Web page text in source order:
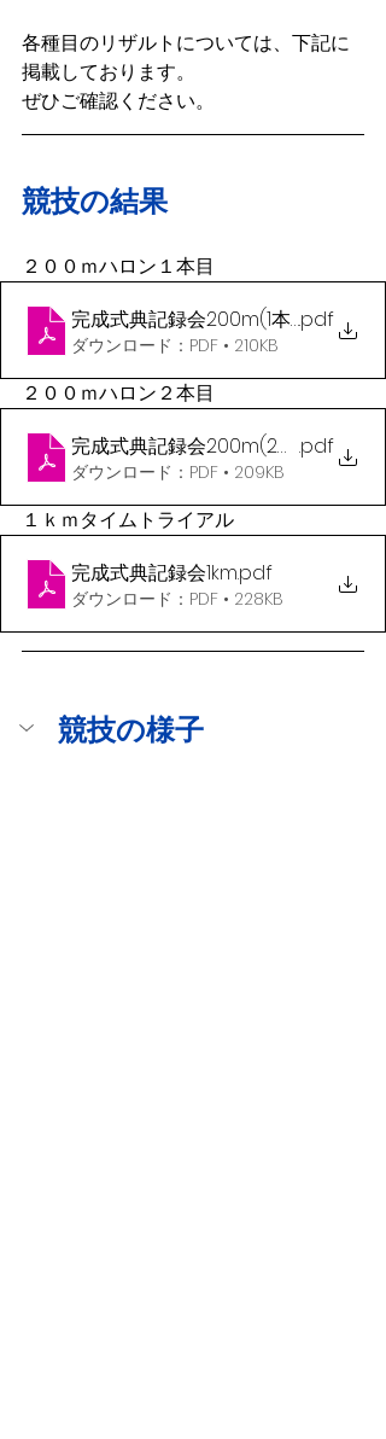
各種目のリザルトについては、下記に
掲載しております。
ぜひご確認ください。
競技の結果
２００ｍハロン１本目
完成式典記録会200m(1本目）
.pdf
ダウンロード：PDF • 210KB
２００ｍハロン２本目
完成式典記録会200m(2本目）
.pdf
ダウンロード：PDF • 209KB
１ｋｍタイムトライアル
完成式典記録会1km.pdf
ダウンロード：PDF • 228KB
競技の様子